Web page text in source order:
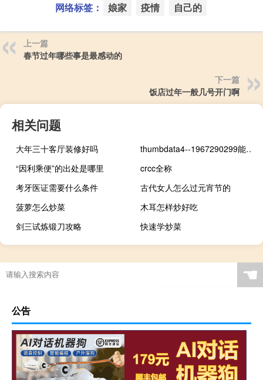
网络标签： 娘家 疫情 自己的
上一篇
春节过年哪些事是最感动的
下一篇
饭店过年一般几号开门啊
相关问题
大年三十客厅装修好吗
thumbdata4--1967290299能删除吗 thumbdata4删除后果
“因利乘便”的出处是哪里
crcc全称
考牙医证需要什么条件
古代女人怎么过元宵节的
菠萝怎么炒菜
木耳怎样炒好吃
剑三试炼锻刀攻略
快速学炒菜
☚
公告